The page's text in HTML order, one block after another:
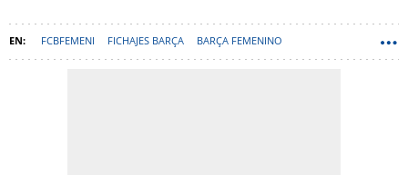
FCBFEMENI FICHAJES BARÇA BARÇA FEMENINO